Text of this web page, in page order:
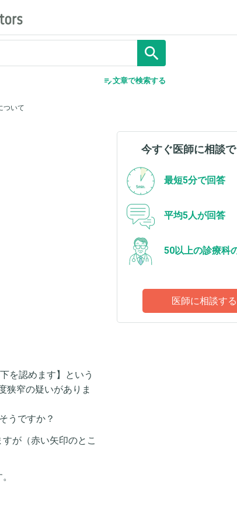
search
edit_note文章で検索する
ついて
を認めます】という
狭窄の疑いがありま
うですか？
が（赤い矢印のとこ
今すぐ医師に相談
最短5分で回答
平均5人が回答
50以上の診療科
医師に相談する